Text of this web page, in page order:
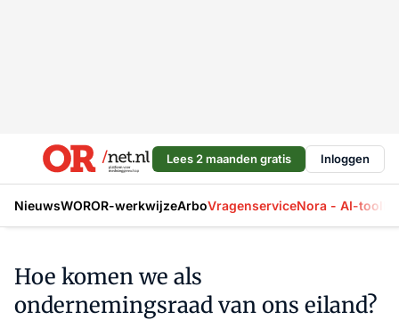
Lees 2 maanden gratis Inloggen
NieuwsWOROR-werkwijzeArboVragenserviceNora - AI-tool
Hoe komen we als
ondernemingsraad van ons eiland?